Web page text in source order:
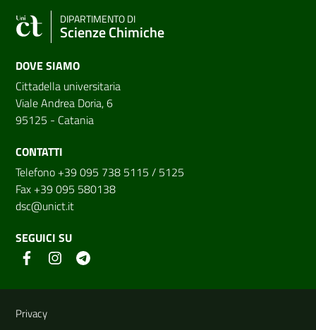
DIPARTIMENTO DI
Scienze Chimiche
DOVE SIAMO
Cittadella universitaria
Viale Andrea Doria, 6
95125 - Catania
CONTATTI
Telefono +39 095 738 5115 / 5125
Fax +39 095 580138
dsc@unict.it
SEGUICI SU
Link e informazioni utili
Privacy